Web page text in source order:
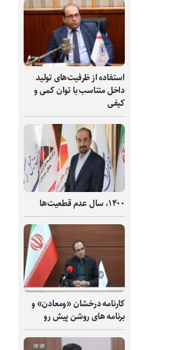
استفاده از ظرفیت‌های تولید
داخل متناسب با توان کمی و
کیفی
۱۴۰۰، سال عدم قطعیت‌ها
کارنامه درخشان «ومعادن» و
برنامه های روشن پیش رو